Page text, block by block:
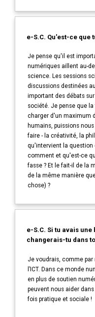
e-S.C. Qu'est-ce que
Je pense qu'il est
numériques aillent au-
science. Les sessions
discussions destinées
important des débats
société. Je pense que
charger d'un maximum
humains, puissions
faire - la créativité, la
qu'intervient la question
comment et qu'est-ce
fasse ? Et le fait-il de la
de la même manière
chose) ?
e-S.C. Si tu avais
changerais-tu dans
Je voudrais, comme
l’ICT. Dans ce monde
en plus de soutien
peuvent nous aider
fois pratique et sociale !